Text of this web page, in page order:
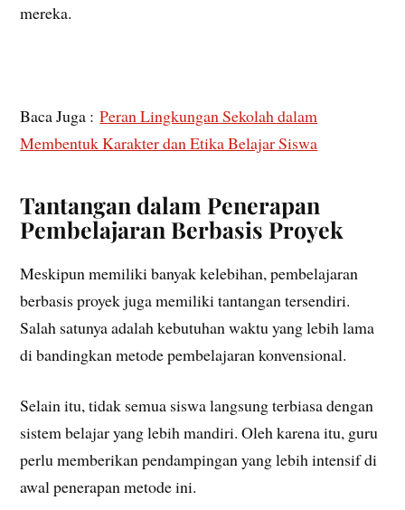
mereka.
Baca Juga :Peran Lingkungan Sekolah dalam
Membentuk Karakter dan Etika Belajar Siswa
Tantangan dalam Penerapan
Pembelajaran Berbasis Proyek
Meskipun memiliki banyak kelebihan, pembelajaran
berbasis proyek juga memiliki tantangan tersendiri.
Salah satunya adalah kebutuhan waktu yang lebih lama
di bandingkan metode pembelajaran konvensional.
Selain itu, tidak semua siswa langsung terbiasa dengan
sistem belajar yang lebih mandiri. Oleh karena itu, guru
perlu memberikan pendampingan yang lebih intensif di
awal penerapan metode ini.